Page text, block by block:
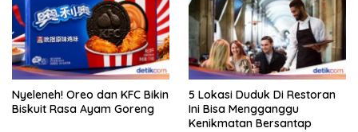
Nyeleneh! Oreo dan KFC Bikin
Biskuit Rasa Ayam Goreng
5 Lokasi Duduk Di Restoran
Ini Bisa Mengganggu
Kenikmatan Bersantap